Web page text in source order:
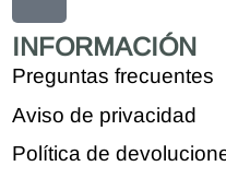
INFORMACIÓN
Preguntas frecuentes
Aviso de privacidad
Política de